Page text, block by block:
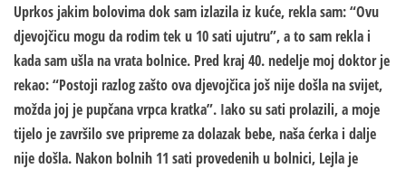
Uprkos jakim bolovima dok sam izlazila iz kuće, rekla sam: “Ovu
djevojčicu mogu da rodim tek u 10 sati ujutru”, a to sam rekla i
kada sam ušla na vrata bolnice. Pred kraj 40. nedelje moj doktor je
rekao: “Postoji razlog zašto ova djevojčica još nije došla na svijet,
možda joj je pupčana vrpca kratka”. Iako su sati prolazili, a moje
tijelo je završilo sve pripreme za dolazak bebe, naša ćerka i dalje
nije došla. Nakon bolnih 11 sati provedenih u bolnici, Lejla je